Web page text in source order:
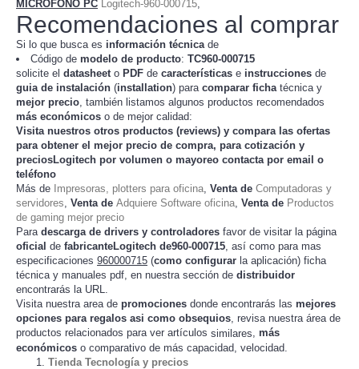
MICROFONO PC Logitech-960-000715
Recomendaciones al comprar
Si lo que busca es información técnica de
Código de modelo de producto: TC960-000715
solicite el datasheet o PDF de características e instrucciones de
guia de instalación (installation) para comparar ficha técnica y
mejor precio , también listamos algunos productos recomendados
más económicos o de mejor calidad:
Visita nuestros otros productos (reviews) y compara las ofertas
para obtener el mejor precio de compra, para cotización y
preciosLogitech por volumen o mayoreo contacta por email o
teléfono
Más de Impresoras, plotters para oficina Venta de Computadoras y
servidores Venta de Adquiere Software oficina Venta de Productos
de gaming mejor precio
Para descarga de drivers y controladores favor de visitar la página
oficial de fabricanteLogitech de960-000715 , así como para mas
especificaciones 960000715 (como configurar la aplicación) ficha
técnica y manuales pdf, en nuestra sección de distribuidor
encontrarás la URL.
Visita nuestra area de promociones donde encontrarás las mejores
opciones para regalos asi como obsequios, revisa nuestra área de
productos relacionados para ver artículos similares, más
económicos o comparativo de más capacidad, velocidad.
Tienda Tecnología y precios